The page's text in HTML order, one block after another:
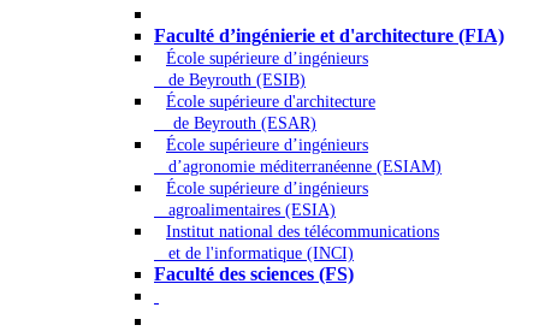
Faculté d’ingénierie et d'architecture (FIA)
École supérieure d’ingénieurs
de Beyrouth (ESIB)
École supérieure d'architecture
de Beyrouth (ESAR)
École supérieure d’ingénieurs
d’agronomie méditerranéenne (ESIAM)
École supérieure d’ingénieurs
agroalimentaires (ESIA)
Institut national des télécommunications
et de l'informatique (INCI)
Faculté des sciences (FS)